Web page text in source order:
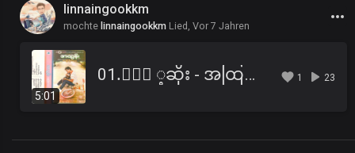
linnaingookkm
mochte linnaingookkm Lied, Vor 7 Jahren
5:01
01.ႏြဲ ့ဆိုး - အထြန္း.mp3 1 23